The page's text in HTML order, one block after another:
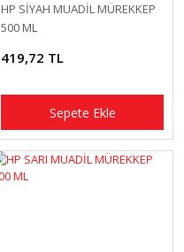
HP SİYAH MUADİL MÜREKKEP
500 ML
419,72 TL
Sepete Ekle